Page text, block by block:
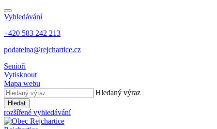
Vyhledávání
+420 583 242 213
podatelna@rejchartice.cz
Senioři
Vytisknout
Mapa webu
Hledaný výraz
Hledat
rozšířené vyhledávání